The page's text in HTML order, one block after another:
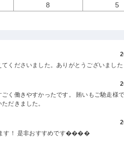
8 5
くださいました。ありがとうございました
く働きやすかったです。 賄いもご馳走様
だきました。
ます！ 是非おすすめです����